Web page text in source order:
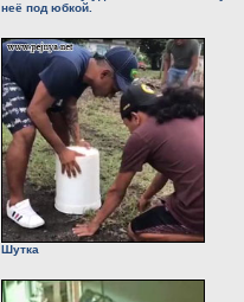
неё под юбкой.
Шутка